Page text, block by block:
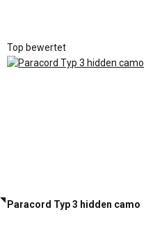
Top bewertet
Paracord Typ 3 hidden camo